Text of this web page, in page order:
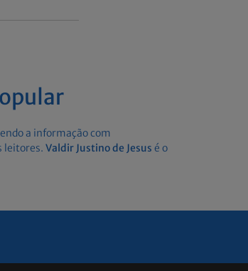
a informação com
leitores. Valdir Justino de Jesus é o